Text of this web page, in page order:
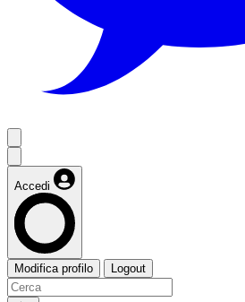
Accedi
Modifica profilo Logout